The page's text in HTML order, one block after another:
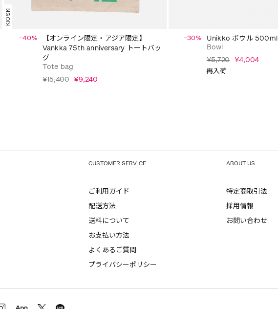
KIOSKI
−40%
【オンライン限定・アジア限定】
Vankka 75th anniversary トートバッ
グ
Tote bag
¥15,400 ¥9,240
−30%
Unikko ボウル 500ml
Bowl
¥5,720 ¥4,004
再入荷
CUSTOMER SERVICE
ご利用ガイド
配送方法
送料について
お支払い方法
よくあるご質問
プライバシーポリシー
ABOUT US
特定商取引法
採用情報
お問い合わせ